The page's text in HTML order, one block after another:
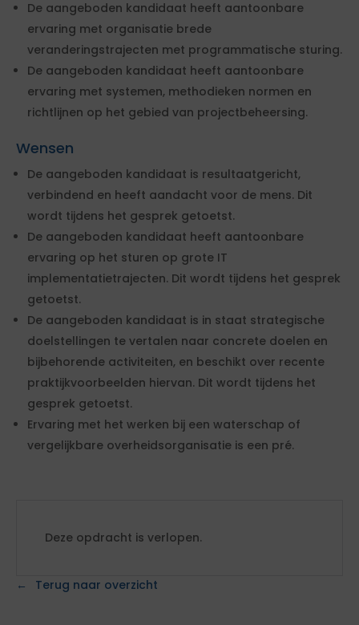
De aangeboden kandidaat heeft aantoonbare
ervaring met organisatie brede
veranderingstrajecten met programmatische sturing.
De aangeboden kandidaat heeft aantoonbare
ervaring met systemen, methodieken normen en
richtlijnen op het gebied van projectbeheersing.
Wensen
De aangeboden kandidaat is resultaatgericht,
verbindend en heeft aandacht voor de mens. Dit
wordt tijdens het gesprek getoetst.
De aangeboden kandidaat heeft aantoonbare
ervaring op het sturen op grote IT
implementatietrajecten. Dit wordt tijdens het gesprek
getoetst.
De aangeboden kandidaat is in staat strategische
doelstellingen te vertalen naar concrete doelen en
bijbehorende activiteiten, en beschikt over recente
praktijkvoorbeelden hiervan. Dit wordt tijdens het
gesprek getoetst.
Ervaring met het werken bij een waterschap of
vergelijkbare overheidsorganisatie is een pré.
Deze opdracht is verlopen.
Terug naar overzicht